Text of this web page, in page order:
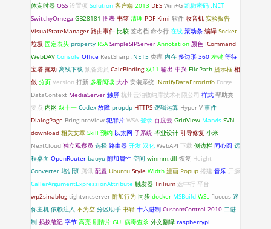
体定时器 OSS 设置项 Solution 客户端 2013 DES Win+G 凯撒密码 .NET
SwitchyOmega GB28181 图表 书签 清理 PDF Kimi 软件 收音机 实验报告
VisualStateManager 路由事件 比较 签名档 命令行 在线 滚动条 编译 Socket
垃圾 固定表头 property RSA SimpleSIPServer Annotation 颜色 ICommand
WebDAV Console Office RestSharp .NET5 类库 内存 多边形 360 左键 等待
宝塔 拖动 离线下载 预备党员 CalcBinding 双11 输出 中兴 FilePath 提示框 相
似 分页 Version 打新 多看阅读 大小 安装系统 INotifyDataErrorlnfo Forge
DataContext MediaServer 触屏 杭州云泊收纳库技术有限公司 样式 帮助类
要点 内网 双十一 Codex 故障 propdp HTTPS 逻辑运算 Hyper-V 事件
DialogPage BringIntoView 犯罪片 WSA 登录 百度云 GridView Marvis SVN
download 相关文章 Skill 预约 以太网 子系统 毕业设计 引导修复 小米
NextCloud 独立观察员 选择 路由器 开发 汉化 WebAPI 下载 侧边栏 同心圆 远
程桌面 OpenRouter baoyu 附加属性 空间 winmm.dll 恢复 Height
Converter 培训班 腾讯 配置 Ubuntu Style Width 漫画 Popup 搭建 音乐 开源
CallerArgumentExpressionAttribute 触发器 Trilium 选中行 平台
wp2sinablog tightvncserver 附加行为 同步 docker MSBuild WSL floccus 迷
你主机 依赖注入 不为空 分区助手 书籍 十六进制 CustomControl 2010 二进
制 蚂蚁笔记 字节 高亮 剧情片 GUI 病毒查杀 外文翻译 raspberrypi